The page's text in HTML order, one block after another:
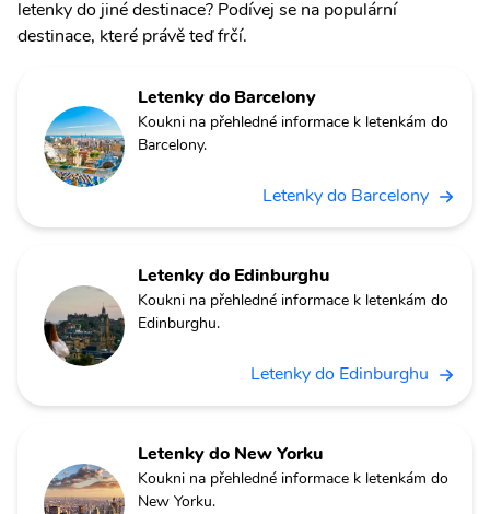
letenky do jiné destinace? Podívej se na populární
destinace, které právě teď frčí.
Letenky do Barcelony
Koukni na přehledné informace k letenkám do
Barcelony.
Letenky do Barcelony
Letenky do Edinburghu
Koukni na přehledné informace k letenkám do
Edinburghu.
Letenky do Edinburghu
Letenky do New Yorku
Koukni na přehledné informace k letenkám do
New Yorku.